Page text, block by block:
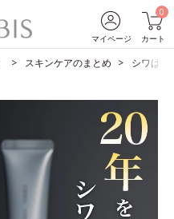
マイページ
0
カート
スキンケアのまとめ シワは